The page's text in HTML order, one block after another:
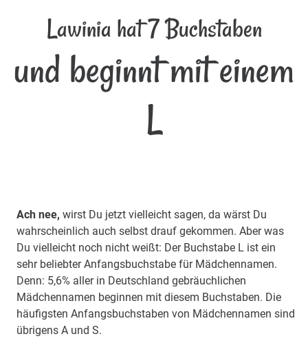
Lawinia hat 7 Buchstaben
und beginnt mit einem
L
Ach nee, wirst Du jetzt vielleicht sagen, da wärst Du
wahrscheinlich auch selbst drauf gekommen. Aber was
Du vielleicht noch nicht weißt: Der Buchstabe L ist ein
sehr beliebter Anfangsbuchstabe für Mädchennamen.
Denn: 5,6% aller in Deutschland gebräuchlichen
Mädchennamen beginnen mit diesem Buchstaben. Die
häufigsten Anfangsbuchstaben von Mädchennamen sind
übrigens A und S.